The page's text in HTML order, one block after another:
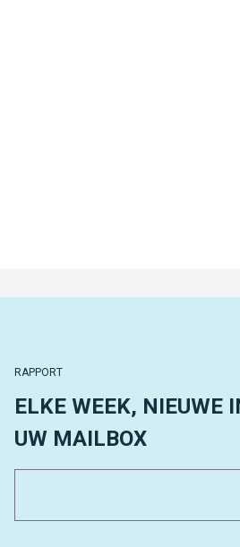
RAPPORT
ELKE WEEK, NIEUWE
UW MAILBOX